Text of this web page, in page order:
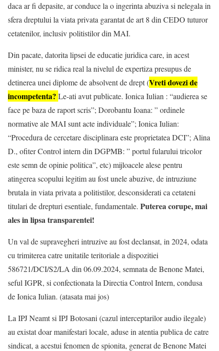
daca ar fi depasite, ar conduce la o ingerinta abuziva si nelegala in
sfera dreptului la viata privata garantat de art 8 din CEDO tuturor
cetatenilor, inclusiv politistilor din MAI.
Din pacate, datorita lipsei de educatie juridica care, in acest
minister, nu se ridica real la nivelul de expertiza presupus de
detinerea unei diplome de absolvent de drept (Vreti dovezi de
incompetenta? Le-ati avut publicate. Ionica Iulian : “audierea se
face pe baza de raport scris”; Dorobantu Ioana: ” ordinele
normative ale MAI sunt acte individuale”; Ionica Iulian:
“Procedura de cercetare disciplinara este proprietatea DCI”; Alina
D., ofiter Control intern din DGPMB: ” portul fularului tricolor
este semn de opinie politica”, etc) mijloacele alese pentru
atingerea scopului legitim au fost unele abuzive, de intruziune
brutala in viata privata a politistilor, desconsiderati ca cetateni
titulari de drepturi esentiale, fundamentale. Puterea corupe, mai
ales in lipsa transparentei!
Un val de supravegheri intruzive au fost declansat, in 2024, odata
cu trimiterea catre unitatile teritoriale a dispozitiei
586721/DCI/S2/LA din 06.09.2024, semnata de Benone Matei,
seful IGPR, si confectionata la Directia Control Intern, condusa
de Ionica Iulian. (atasata mai jos)
La IPJ Neamt si IPJ Botosani (cazul interceptarilor audio ilegale)
au existat doar manifestari locale, aduse in atentia publica de catre
sindicat, a acestui fenomen de spionita, generat de Benone Matei